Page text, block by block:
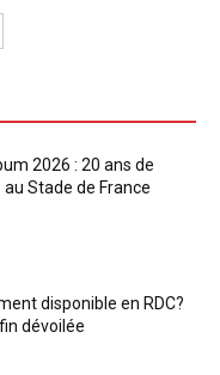
2026 : 20 ans de
Stade de France
disponible en RDC?
dévoilée